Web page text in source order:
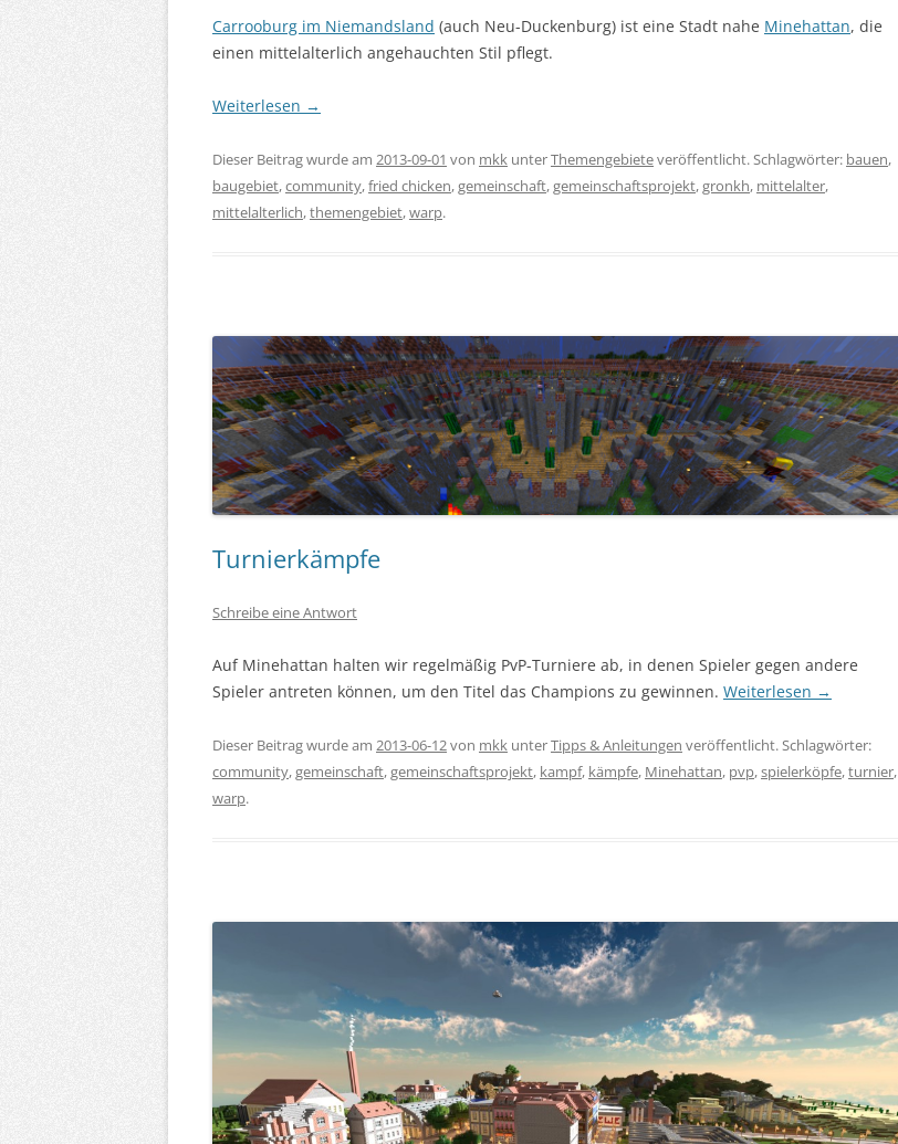
Carrooburg im Niemandsland (auch Neu-Duckenburg) ist eine Stadt nahe Minehattan, die
einen mittelalterlich angehauchten Stil pflegt.
Weiterlesen →
Dieser Beitrag wurde am 2013-09-01 von mkk unterThemengebieteveröffentlicht. Schlagwörter: bauen,
baugebiet,community,fried chicken,gemeinschaft,gemeinschaftsprojekt,gronkh, mittelalter,
mittelalterlich,themengebiet,warp.
Turnierkämpfe
Schreibe eine Antwort
Auf Minehattan halten wir regelmäßig PvP-Turniere ab, in denen Spieler gegen andere
Spieler antreten können, um den Titel das Champions zu gewinnen. Weiterlesen →
Dieser Beitrag wurde am 2013-06-12von mkk unterTipps & Anleitungen veröffentlicht. Schlagwörter:
community,gemeinschaft,gemeinschaftsprojekt, kampf, kämpfe, Minehattan, pvp,spielerköpfe,turnier,
warp.